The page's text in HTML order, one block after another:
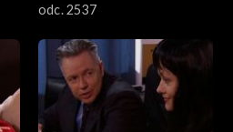
odc. 2537